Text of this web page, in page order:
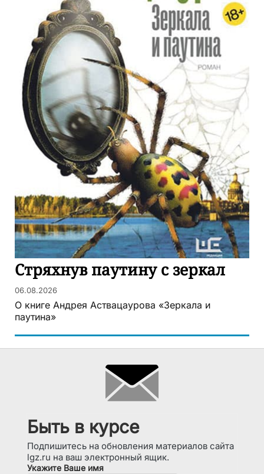
Стряхнув паутину с зеркал
06.08.2026
О книге Андрея Аствацаурова «Зеркала и
паутина»
Быть в курсе
Подпишитесь на обновления материалов сайта
lgz.ru на ваш электронный ящик.
Укажите Ваше имя